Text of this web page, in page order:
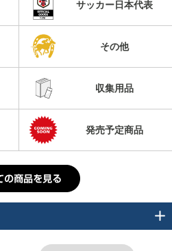
サッカー日本代表
その他
収集用品
発売予定商品